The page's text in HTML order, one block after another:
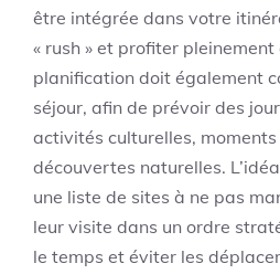
être intégrée dans votre
« rush » et profiter
planification doit également
séjour, afin de prévoir des
activités culturelles,
découvertes naturelles.
une liste de sites à ne pas
leur visite dans un ordre
le temps et éviter les